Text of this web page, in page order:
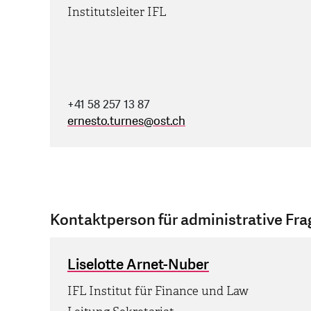
Institutsleiter IFL
+41 58 257 13 87
ernesto.turnes@ost.ch
Kontaktperson für administrative
Liselotte Arnet-Nuber
IFL Institut für Finance und Law